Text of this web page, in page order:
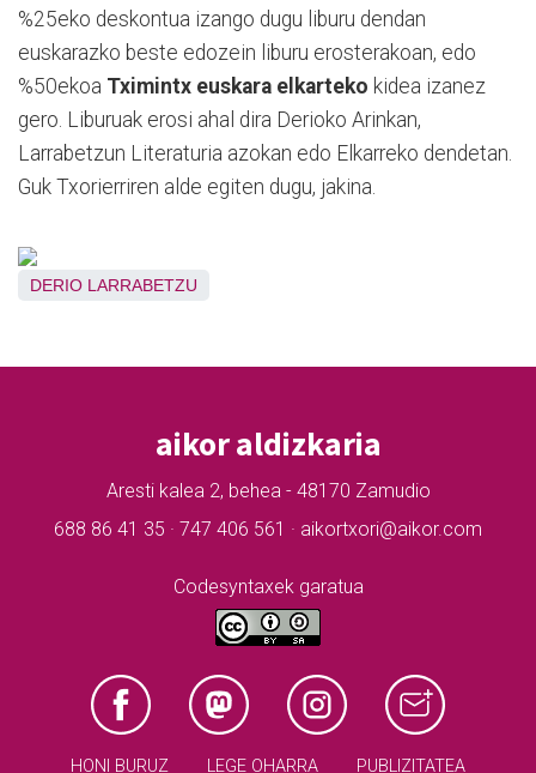
%25eko deskontua izango dugu liburu dendan
euskarazko beste edozein liburu erosterakoan, edo
%50ekoa Tximintx euskara elkarteko kidea izanez
gero. Liburuak erosi ahal dira Derioko Arinkan,
Larrabetzun Literaturia azokan edo Elkarreko dendetan.
Guk Txorierriren alde egiten dugu, jakina.
DERIO LARRABETZU
aikor aldizkaria
Aresti kalea 2, behea - 48170 Zamudio
688 86 41 35 · 747 406 561 · aikortxori@aikor.com
Codesyntaxek garatua
HONI BURUZ LEGE OHARRA PUBLIZITATEA